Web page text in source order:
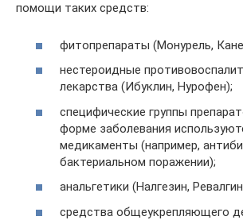
помощи таких средств:
фитопрепараты (Монурель,
нестероидные
лекарства (Ибуклин, Нурофен);
специфические группы
форме заболевания
медикаменты (например,
бактериальном поражении);
анальгетики (Налгезин,
средства общеукрепляющего